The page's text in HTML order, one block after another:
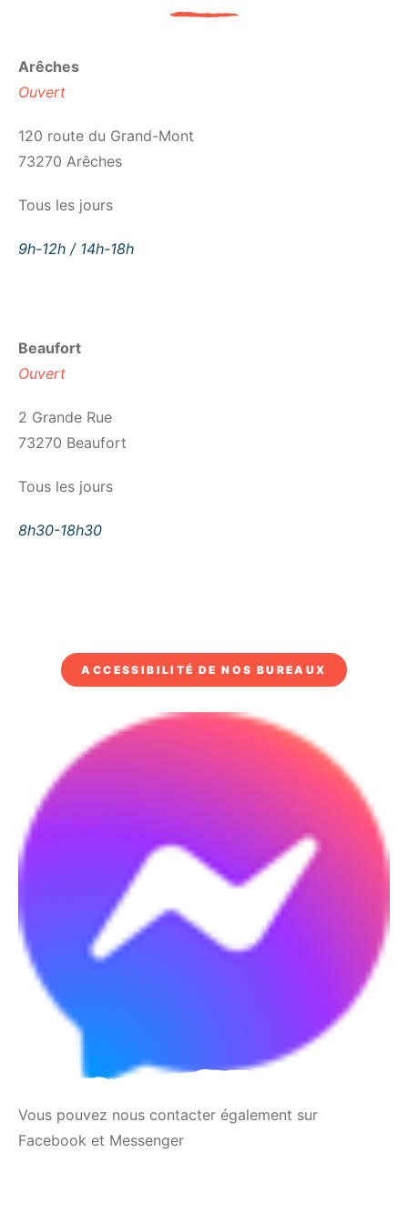
Arêches
Ouvert
120 route du Grand-Mont
73270 Arêches
Tous les jours
9h-12h / 14h-18h
Beaufort
Ouvert
2 Grande Rue
73270 Beaufort
Tous les jours
8h30-18h30
ACCESSIBILITÉ DE NOS BUREAUX
Vous pouvez nous contacter également sur
Facebook et Messenger